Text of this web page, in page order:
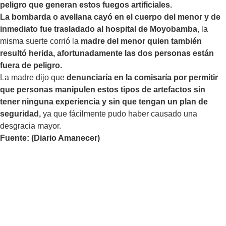
peligro que generan estos fuegos artificiales.
La bombarda o avellana cayó en el cuerpo del menor y de
inmediato fue trasladado al hospital de Moyobamba, la
misma suerte corrió la madre del menor quien también
resultó herida, afortunadamente las dos personas están
fuera de peligro.
La madre dijo que denunciaría en la comisaría por permitir
que personas manipulen estos tipos de artefactos sin
tener ninguna experiencia y sin que tengan un plan de
seguridad, ya que fácilmente pudo haber causado una
desgracia mayor.
Fuente: (Diario Amanecer)